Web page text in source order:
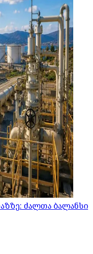
ძალთა ბალანსი